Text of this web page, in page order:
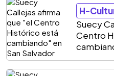
H-
Suecy
Centro